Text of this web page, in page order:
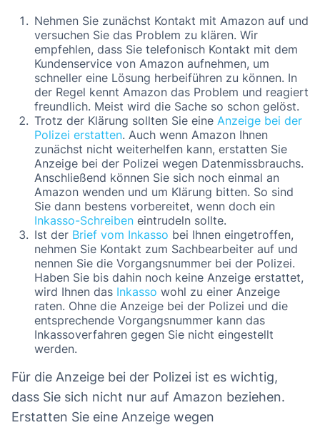
Nehmen Sie zunächst Kontakt mit Amazon auf und
versuchen Sie das Problem zu klären. Wir
empfehlen, dass Sie telefonisch Kontakt mit dem
Kundenservice von Amazon aufnehmen, um
schneller eine Lösung herbeiführen zu können. In
der Regel kennt Amazon das Problem und reagiert
freundlich. Meist wird die Sache so schon gelöst.
Trotz der Klärung sollten Sie eine Anzeige bei der
Polizei erstatten. Auch wenn Amazon Ihnen
zunächst nicht weiterhelfen kann, erstatten Sie
Anzeige bei der Polizei wegen Datenmissbrauchs.
Anschließend können Sie sich noch einmal an
Amazon wenden und um Klärung bitten. So sind
Sie dann bestens vorbereitet, wenn doch ein
Inkasso-Schreibeneintrudeln sollte.
Ist der Brief vom Inkasso bei Ihnen eingetroffen,
nehmen Sie Kontakt zum Sachbearbeiter auf und
nennen Sie die Vorgangsnummer bei der Polizei.
Haben Sie bis dahin noch keine Anzeige erstattet,
wird Ihnen das Inkasso wohl zu einer Anzeige
raten. Ohne die Anzeige bei der Polizei und die
entsprechende Vorgangsnummer kann das
Inkassoverfahren gegen Sie nicht eingestellt
werden.
Für die Anzeige bei der Polizei ist es wichtig,
dass Sie sich nicht nur auf Amazon beziehen.
Erstatten Sie eine Anzeige wegen